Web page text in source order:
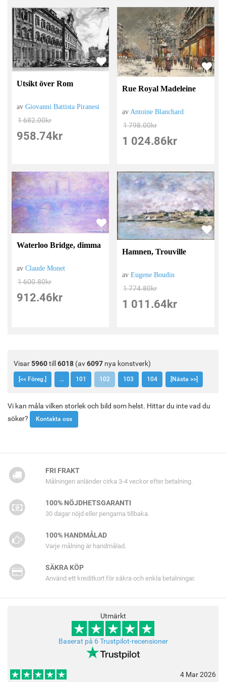
Utsikt över Rom
avGiovanni Battista Piranesi
1 682.00kr
958.74 kr
Rue Royal Madeleine
av Antoine Blanchard
1 798.00kr
1 024.86 kr
Waterloo Bridge, dimma
avClaude Monet
1 600.80kr
912.46 kr
Hamnen, Trouville
avEugene Boudin
1 774.80kr
1 011.64 kr
Visar5960till 6018 (av6097 nya konstverk)
[<< Föreg.] ... 101 102 103 104 [Nästa >>]
Vi kan måla vilken storlek och bild som helst. Hittar du inte vad du
söker?
Kontakta oss
FRI FRAKT
Målningen anländer cirka 3-4 veckor efter betalning.
100% NÖJDHETSGARANTI
30 dagar nöjd eller pengarna tillbaka.
100% HANDMÅLAD
Varje målning är handmålad.
SÄKRA KÖP
Använd ett kreditkort för säkra och enkla betalningar.
Utmärkt
Baserat på 6 Trustpilot-recensioner
4 Mar 2026